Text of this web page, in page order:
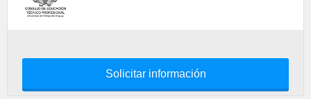
Solicitar información